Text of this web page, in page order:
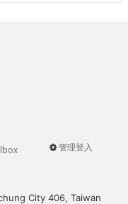
User
管理登入
City 406, Taiwan